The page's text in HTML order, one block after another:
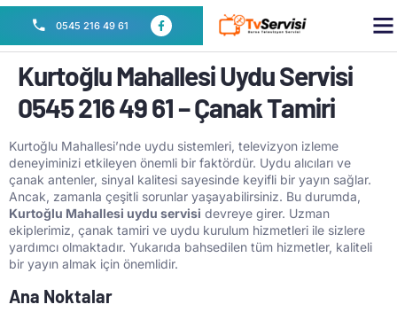
0545 216 49 61
Kurtoğlu Mahallesi Uydu Servisi
0545 216 49 61 – Çanak Tamiri
Kurtoğlu Mahallesi’nde uydu sistemleri, televizyon izleme
deneyiminizi etkileyen önemli bir faktördür. Uydu alıcıları ve
çanak antenler, sinyal kalitesi sayesinde keyifli bir yayın sağlar.
Ancak, zamanla çeşitli sorunlar yaşayabilirsiniz. Bu durumda,
Kurtoğlu Mahallesi uydu servisi devreye girer. Uzman
ekiplerimiz, çanak tamiri ve uydu kurulum hizmetleri ile sizlere
yardımcı olmaktadır. Yukarıda bahsedilen tüm hizmetler, kaliteli
bir yayın almak için önemlidir.
Ana Noktalar